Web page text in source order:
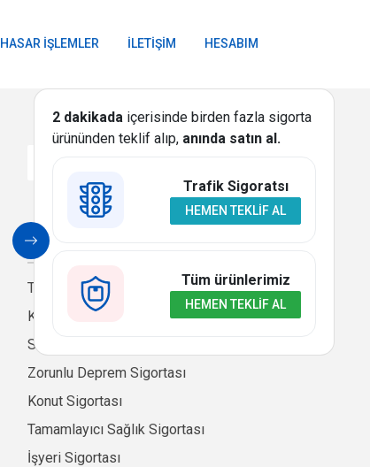
HASAR İŞLEMLER İLETIŞIM HESABIM
2 dakikada içerisinde birden fazla sigorta
ürününden teklif alıp, anında satın al.
Trafik Sigoratsı
HEMEN TEKLIF AL
Tüm ürünlerimiz
HEMEN TEKLIF AL
SIGORTA
Trafik Sigortası
Kasko Sigortası
Seyahat Sağlık Sigortası
Zorunlu Deprem Sigortası
Konut Sigortası
Tamamlayıcı Sağlık Sigortası
İşyeri Sigortası